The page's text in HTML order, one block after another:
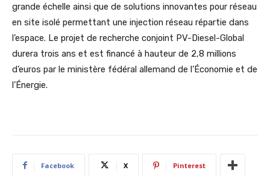
grande échelle ainsi que de solutions innovantes pour réseau
en site isolé permettant une injection réseau répartie dans
l’espace. Le projet de recherche conjoint PV-Diesel-Global
durera trois ans et est financé à hauteur de 2,8 millions
d’euros par le ministère fédéral allemand de l’Économie et de
l’Énergie.
Facebook X Pinterest